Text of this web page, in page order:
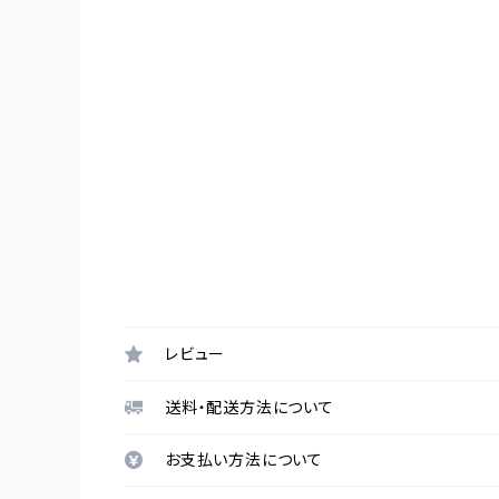
レビュー
送料・配送方法について
お支払い方法について